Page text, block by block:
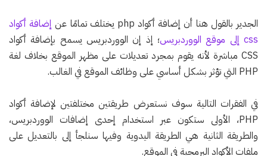
الجدير بالقول هنا أن إضافة أكواد php يختلف تمامًا عن
إضافة أكواد
css إلى موقع الووردبريس
؛ إذ إن الووردبريس يسمح بإضافة أكواد
CSS مباشرة لأنه يقوم بمجرد تعديلات على مظهر الموقع بخلاف لغة
PHP التي تؤثر بشكل أساسي على وظائف الموقع في الغالب.
في الفقرات التالية سوف نستعرض طريقتين مختلفتين لإضافة أكواد
PHP، الأولى ستكون عبر استخدام إحدى إضافات الووردبريس،
والطريقة الثانية هي الطريقة اليدوية وفيها سنلجأ إلى بالتعديل على
ملفات الأكواد البرمجية في الموقع.